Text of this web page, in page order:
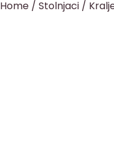
Home / Stolnjaci /